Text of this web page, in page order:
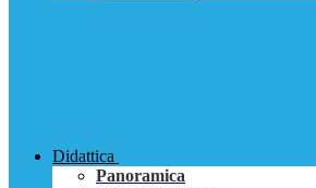
Didattica
Panoramica